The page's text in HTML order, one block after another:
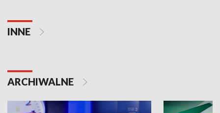
INNE
ARCHIWALNE